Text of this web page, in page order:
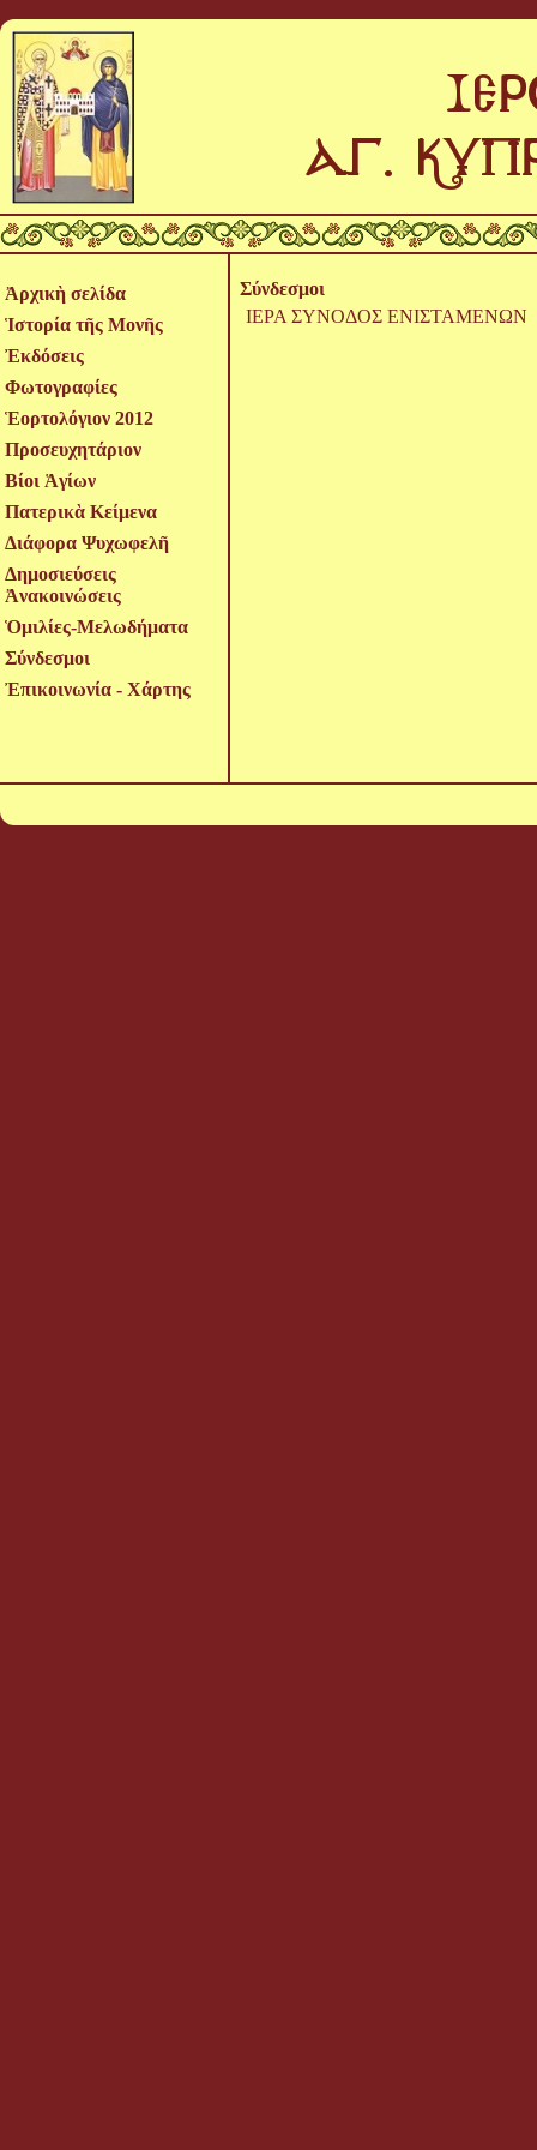
Ἀρχικὴ σελίδα
Ἱστορία τῆς Μονῆς
Ἐκδόσεις
Φωτογραφίες
Ἑορτολόγιον 2012
Προσευχητάριον
Βίοι Ἁγίων
Πατερικὰ Κείμενα
Διάφορα Ψυχωφελῆ
Δημοσιεύσεις
Ἀνακοινώσεις
Ὁμιλίες-Μελωδήματα
Σύνδεσμοι
Ἐπικοινωνία - Χάρτης
Σύνδεσμοι
ΙΕΡΑ ΣΥΝΟΔΟΣ ΕΝΙΣΤΑΜΕΝΩΝ